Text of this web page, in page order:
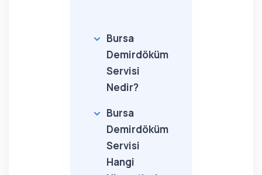
Bursa
Demirdöküm
Servisi
Nedir?
Bursa
Demirdöküm
Servisi
Hangi